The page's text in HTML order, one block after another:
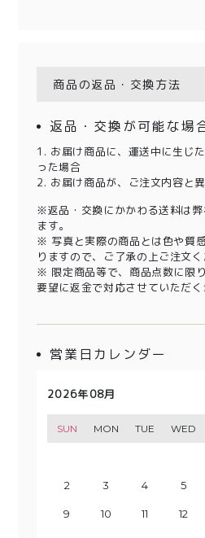
商品の返品・交換方法
返品・交換が可能な場
1. お届け商品に、運送中に生じ
った場合
2. お届け商品が、ご注文内容と
※返品・交換にかかわる送料は
ます。
※ 写真と実際の商品とは色や質
りますので、ご了承の上ご注文く
※ 限定商品等で、商品点数に限
要望に返金で対応させていただく
営業日カレンダー
2026年08月
SUN MON TUE WED
2 3 4 5
9 10 11 12
2026年09月
SUN MON TUE WED
6 7 8 9
13 14 15 16
2026年10月
SUN MON TUE WED
4 5 6 7
11 12 13 14
2026年11月
SUN MON TUE WED
8 9 10 11
15 16 17 18